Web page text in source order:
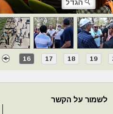
הגדל
16 17 18 19
לשמור על הקשר